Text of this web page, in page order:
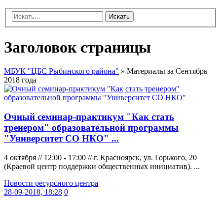
Искать
Заголовок страницы
МБУК "ЦБС Рыбинского района" » Материалы за Сентябрь
2018 года
Очный семинар-практикум "Как стать
тренером" образовательной программы
"Университет СО НКО" ...
4 октября // 12:00 - 17:00 // г. Красноярск, ул. Горького, 20
(Краевой центр поддержки общественных инициатив). ...
Новости ресурсного центра
28-09-2018, 18:28 0